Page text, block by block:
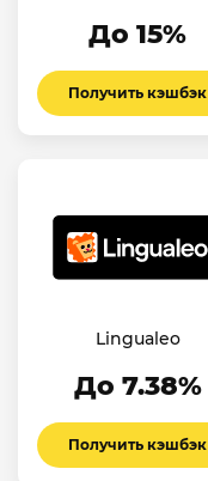
До 15%
Получить кэшбэк
Lingualeo
До 7.38%
Получить кэшбэк